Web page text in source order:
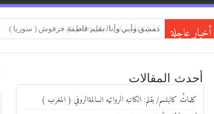
أخبار عاجلة كفّي/بقلم:زكي العلي ( العراق )
بكاء المساكين / بقلم:هشام باشا (اليمن)
إِنْ يَنْقُصِ الصَّبْرُ/ بقلم:أحمد النظامي
أحدث المقالات
كلماتٌ كالبلسم/ بقلم: الكاتبه الروائيه السالمةالروفي ( المغرب )